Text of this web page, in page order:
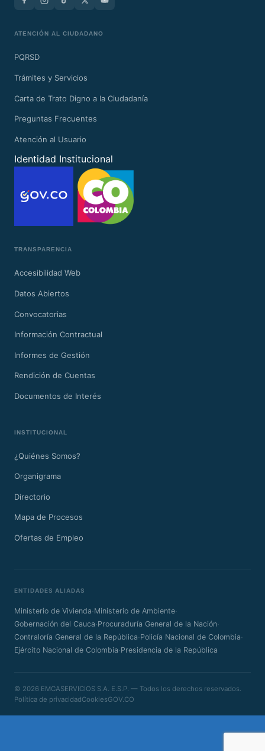
ATENCIÓN AL CIUDADANO
PQRSD
Trámites y Servicios
Carta de Trato Digno a la Ciudadanía
Preguntas Frecuentes
Atención al Usuario
Identidad Institucional
TRANSPARENCIA
Accesibilidad Web
Datos Abiertos
Convocatorias
Información Contractual
Informes de Gestión
Rendición de Cuentas
Documentos de Interés
INSTITUCIONAL
¿Quiénes Somos?
Organigrama
Directorio
Mapa de Procesos
Ofertas de Empleo
ENTIDADES ALIADAS
Ministerio de Vivienda·Ministerio de Ambiente·
Gobernación del Cauca·Procuraduría General de la Nación·
Contraloría General de la República·Policía Nacional de Colombia·
Ejército Nacional de Colombia·Presidencia de la República
© 2026 EMCASERVICIOS S.A. E.S.P. — Todos los derechos reservados.
Política de privacidadCookiesGOV.CO